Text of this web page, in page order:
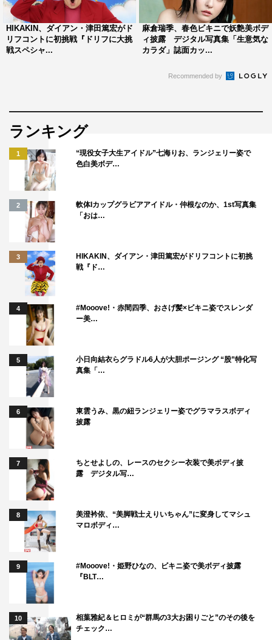
HIKAKIN、ダイアン・津田篤宏がド
リフコントに初挑戦『ドリフに大挑
戦スペシャ...
麻倉瑞季、春色ビキニで妖艶美ボデ
ィ披露 デジタル写真集「生意気な
カラダ」誌面カッ...
Recommended by
ランキング
1
“現役女子大生アイドル”七海りお、ランジェリー姿で
色白美ボデ…
2
軟体Iカップグラビアアイドル・仲根なのか、1st写真集
「おは…
3
HIKAKIN、ダイアン・津田篤宏がドリフコントに初挑
戦『ド…
4
#Mooove!・赤間四季、おさげ髪×ビキニ姿でスレンダ
ー美…
5
小日向結衣らグラドル6人が大胆ポージング “股”特化写
真集「…
6
東雲うみ、黒の紐ランジェリー姿でグラマラスボディ
披露
7
ちとせよしの、レースのセクシー衣装で美ボディ披
露 デジタル写…
8
美澄衿依、“美脚戦士えりいちゃん”に変身してマシュ
マロボディ…
9
#Mooove!・姫野ひなの、ビキニ姿で美ボディ披露
『BLT…
10
相葉雅紀＆ヒロミが“群馬の3大お困りごと”のその後を
チェック…